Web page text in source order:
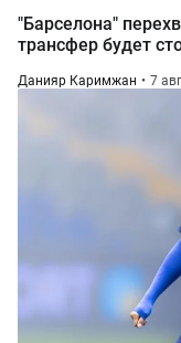
"Барселона"
трансфер будет
Данияр Каримжан 7